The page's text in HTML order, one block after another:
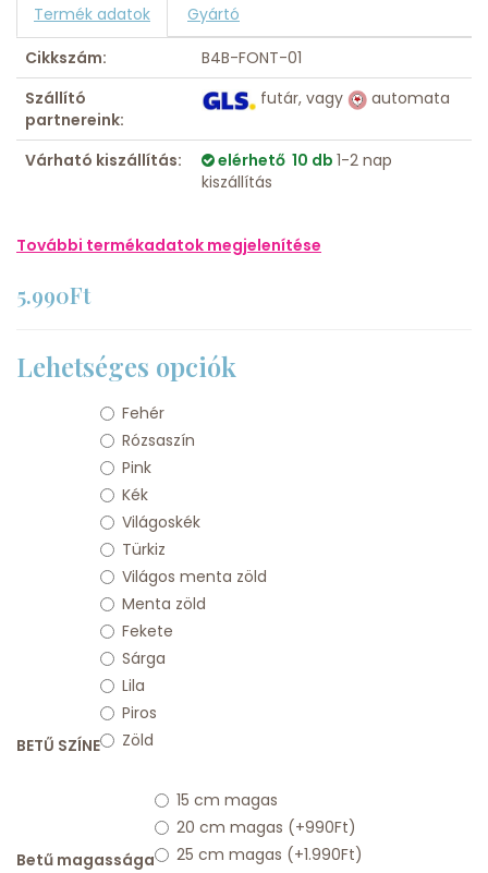
Termék adatok
Gyártó
Cikkszám:
B4B-FONT-01
Szállító
partnereink:
futár, vagy automata
Várható kiszállítás: elérhető 10 db 1-2 nap
kiszállítás
További termékadatok megjelenítése
5.990Ft
Lehetséges opciók
BETŰ SZÍNE
Fehér
Rózsaszín
Pink
Kék
Világoskék
Türkiz
Világos menta zöld
Menta zöld
Fekete
Sárga
Lila
Piros
Zöld
Betű magassága
15 cm magas
20 cm magas (+990Ft)
25 cm magas (+1.990Ft)